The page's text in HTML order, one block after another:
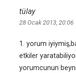
tülay
28 Ocak 2013, 20:06
1. yorum
etkiler
yorumcunun